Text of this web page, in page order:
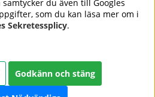
professionell hudvård,
ledande varumärken som OPI,
– med snabb och trygg
och ett sortiment som speglar
du även till Googles
som du kan läsa mer om i
Sekretessplicy.
Godkänn och stäng